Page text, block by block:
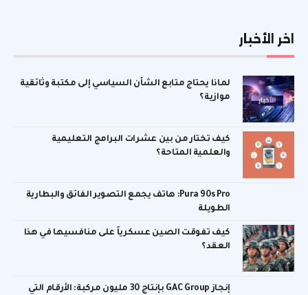
اخر الأخبار
لماذا يحتاج متابع الشأن السياسي إلى مكتبة وثائقية
موازية؟
كيف تختار من بين عشرات البرامج التعليمية
والعلمية المتاحة؟
Pura 90s Pro: هاتف يجمع التصوير الفائق والبطارية
الطويلة
كيف تفوقت الصين عسكرياً على منافسيها في هذا
العقد؟
إنجاز GAC Group بإنتاج 30 مليون مركبة: الأرقام التي